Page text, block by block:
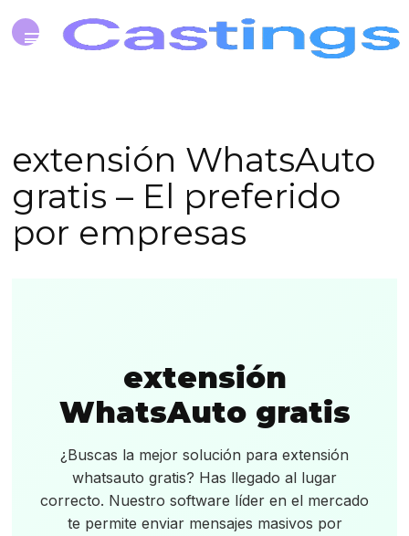
extensión WhatsAuto
gratis – El preferido
por empresas
extensión
WhatsAuto gratis
¿Buscas la mejor solución para extensión
whatsauto gratis? Has llegado al lugar
correcto. Nuestro software líder en el mercado
te permite enviar mensajes masivos por